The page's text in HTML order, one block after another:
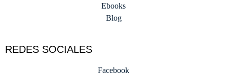
Ebooks
Blog
REDES SOCIALES
Facebook